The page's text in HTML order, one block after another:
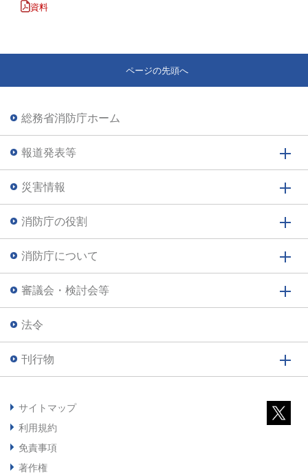
資料
ページの先頭へ
総務省消防庁ホーム
報道発表等
災害情報
消防庁の役割
消防庁について
審議会・検討会等
法令
刊行物
サイトマップ
利用規約
免責事項
著作権